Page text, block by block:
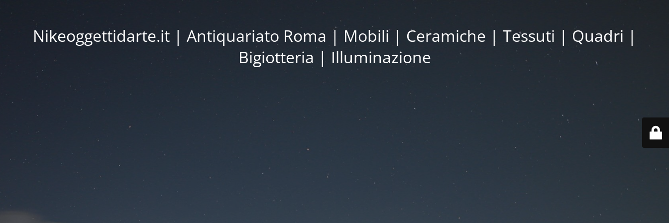
Nikeoggettidarte.it | Antiquariato Roma | Mobili | Ceramiche | Tessuti | Quadri |
Bigiotteria | Illuminazione